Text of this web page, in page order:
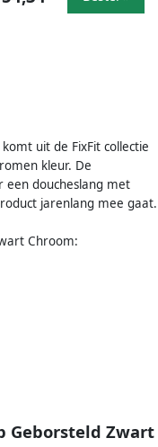
uit de FixFit collectie
kleur. De
een doucheslang met
jarenlang mee gaat.
Chroom:
Geborsteld Zwart